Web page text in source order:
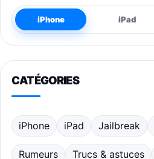
iPhone iPad
CATÉGORIES
iPhone iPad Jailbreak
Rumeurs Trucs & astuces